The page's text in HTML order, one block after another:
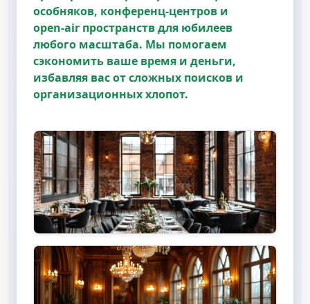
особняков, конференц‑центров и
open‑air пространств для юбилеев
любого масштаба. Мы помогаем
сэкономить ваше время и деньги,
избавляя вас от сложных поисков и
организационных хлопот.
Лофты